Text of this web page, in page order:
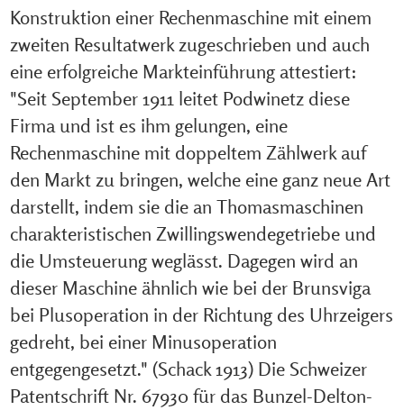
Konstruktion einer Rechenmaschine mit einem
zweiten Resultatwerk zugeschrieben und auch
eine erfolgreiche Markteinführung attestiert:
"Seit September 1911 leitet Podwinetz diese
Firma und ist es ihm gelungen, eine
Rechenmaschine mit doppeltem Zählwerk auf
den Markt zu bringen, welche eine ganz neue Art
darstellt, indem sie die an Thomasmaschinen
charakteristischen Zwillingswendegetriebe und
die Umsteuerung weglässt. Dagegen wird an
dieser Maschine ähnlich wie bei der Brunsviga
bei Plusoperation in der Richtung des Uhrzeigers
gedreht, bei einer Minusoperation
entgegengesetzt." (Schack 1913) Die Schweizer
Patentschrift Nr. 67930 für das Bunzel-Delton-